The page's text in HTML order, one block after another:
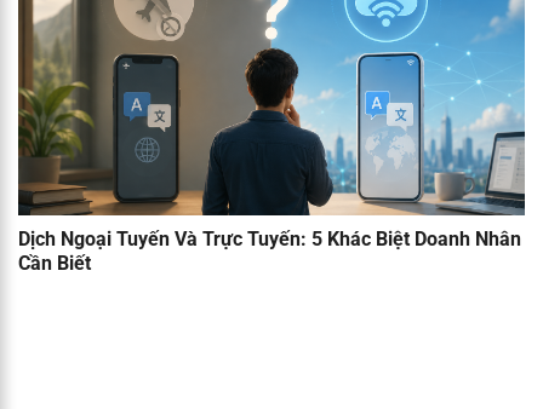
Dịch Ngoại Tuyến Và Trực Tuyến: 5 Khác Biệt Doanh Nhân
Cần Biết